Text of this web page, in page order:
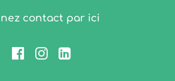
contact par ici